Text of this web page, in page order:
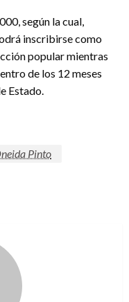
según la cual,
inscribirse como
popular mientras
de los 12 meses
Estado.
Pinto